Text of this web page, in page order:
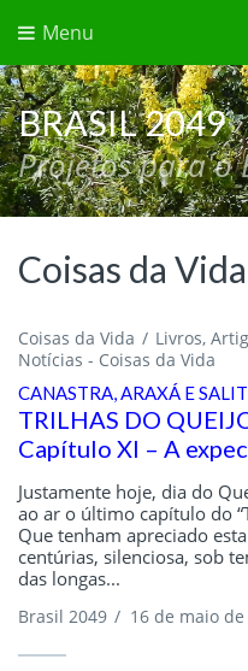
Menu
BRASIL 2049
Projetos para o
Coisas da Vida
Coisas da Vida Livros,
Notícias - Coisas da Vida
CANASTRA, ARAXÁ E
TRILHAS DO
Capítulo XI – A
Justamente hoje, dia do
ao ar o último capítulo do
Que tenham apreciado
centúrias, silenciosa, sob
das longas...
Brasil 2049 / 16 de maio de